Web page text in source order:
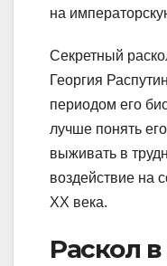
на
Секретный
Георгия
периодом его
лучше понять
выживать в
воздействие на
XX века.
Раскол